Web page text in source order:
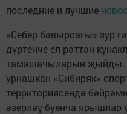
последние и лучшие
«Себер бавырсагы» зур
дүртенче ел рәттән
тамашачыларын җыйды.
урнашкан «Сибиряк»
территориясендә
әзерләү буенча ярышлар